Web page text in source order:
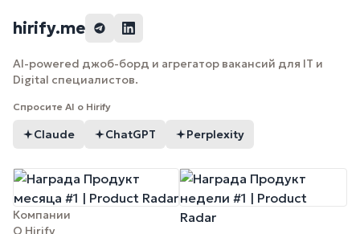
hirify.me
AI-powered джоб-борд и агрегатор вакансий для IT и
Digital специалистов.
Спросите AI о Hirify
Claude ChatGPT Perplexity
Компании
О Hirify